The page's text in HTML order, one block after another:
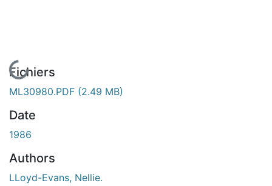
En cours de chargement...
Fichiers
ML30980.PDF (2.49 MB)
Date
1986
Authors
LLoyd-Evans, Nellie.